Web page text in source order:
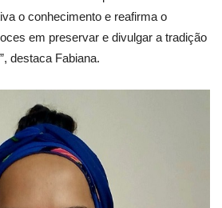
o conhecimento e reafirma o
em preservar e divulgar a tradição
destaca Fabiana.